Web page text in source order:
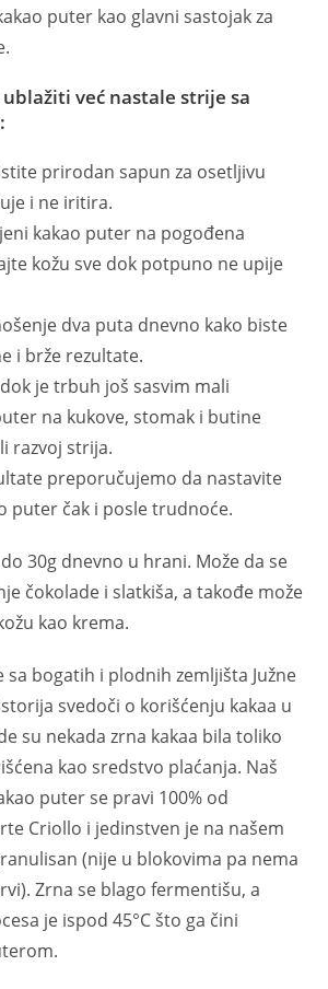
puter kao glavni sastojak za
već nastale strije sa
prirodan sapun za osetljivu
i ne iritira.
kakao puter na pogođena
kožu sve dok potpuno ne upije
dva puta dnevno kako biste
i brže rezultate.
je trbuh još sasvim mali
na kukove, stomak i butine
razvoj strija.
preporučujemo da nastavite
puter čak i posle trudnoće.
do 30g dnevno u hrani. Može da se
čokolade i slatkiša, a takođe može
kao krema.
sa bogatih i plodnih zemljišta Južne
svedoči o korišćenju kakaa u
su nekada zrna kakaa bila toliko
kao sredstvo plaćanja. Naš
puter se pravi 100% od
Criollo i jedinstven je na našem
(nije u blokovima pa nema
Zrna se blago fermentišu, a
je ispod 45°C što ga čini